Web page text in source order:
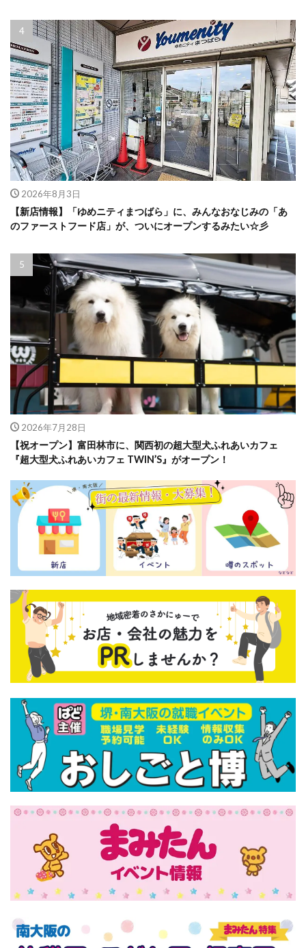
2026年8月3日
【新店情報】「ゆめニティまつばら」に、みんなおなじみの「あ
のファーストフード店」が、ついにオープンするみたい☆彡
2026年7月28日
【祝オープン】富田林市に、関西初の超大型犬ふれあいカフェ
『超大型犬ふれあいカフェ TWIN’S』がオープン！